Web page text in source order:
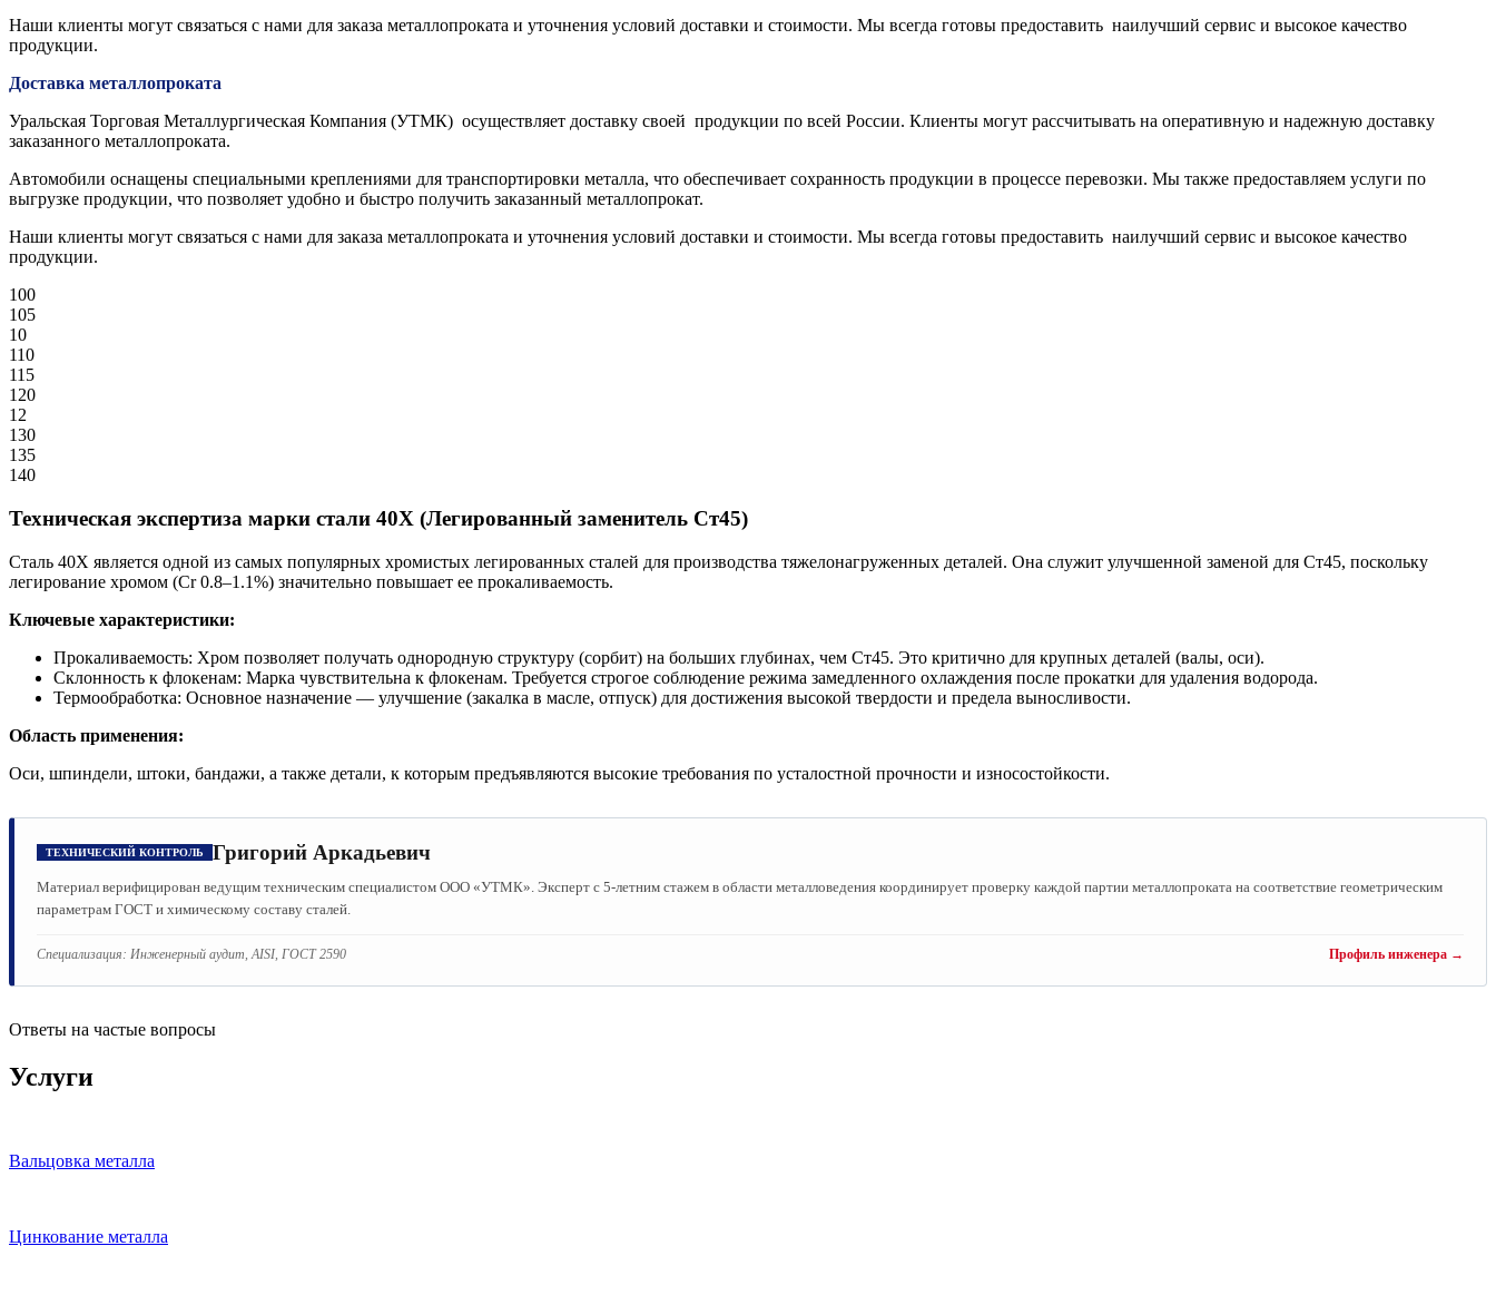
Наши клиенты могут связаться с нами для заказа металлопроката и уточнения условий доставки и стоимости. Мы всегда готовы предоставить наилучший сервис и высокое качество
продукции.
Доставка металлопроката
Уральская Торговая Металлургическая Компания (УТМК) осуществляет доставку своей продукции по всей России. Клиенты могут рассчитывать на оперативную и надежную доставку
заказанного металлопроката.
Автомобили оснащены специальными креплениями для транспортировки металла, что обеспечивает сохранность продукции в процессе перевозки. Мы также предоставляем услуги по
выгрузке продукции, что позволяет удобно и быстро получить заказанный металлопрокат.
Наши клиенты могут связаться с нами для заказа металлопроката и уточнения условий доставки и стоимости. Мы всегда готовы предоставить наилучший сервис и высокое качество
продукции.
100
105
10
110
115
120
12
130
135
140
Техническая экспертиза марки стали 40Х (Легированный заменитель Ст45)
Сталь 40Х является одной из самых популярных хромистых легированных сталей для производства тяжелонагруженных деталей. Она служит улучшенной заменой для Ст45, поскольку
легирование хромом (Cr 0.8–1.1%) значительно повышает ее прокаливаемость.
Ключевые характеристики:
Прокаливаемость: Хром позволяет получать однородную структуру (сорбит) на больших глубинах, чем Ст45. Это критично для крупных деталей (валы, оси).
Склонность к флокенам: Марка чувствительна к флокенам. Требуется строгое соблюдение режима замедленного охлаждения после прокатки для удаления водорода.
Термообработка: Основное назначение — улучшение (закалка в масле, отпуск) для достижения высокой твердости и предела выносливости.
Область применения:
Оси, шпиндели, штоки, бандажи, а также детали, к которым предъявляются высокие требования по усталостной прочности и износостойкости.
ТЕХНИЧЕСКИЙ КОНТРОЛЬ Григорий Аркадьевич
Материал верифицирован ведущим техническим специалистом ООО «УТМК». Эксперт с 5-летним стажем в области металловедения координирует проверку каждой партии металлопроката на соответствие геометрическим
параметрам ГОСТ и химическому составу сталей.
Специализация: Инженерный аудит, AISI, ГОСТ 2590 Профиль инженера →
Ответы на частые вопросы
Услуги
Вальцовка металла
Цинкование металла